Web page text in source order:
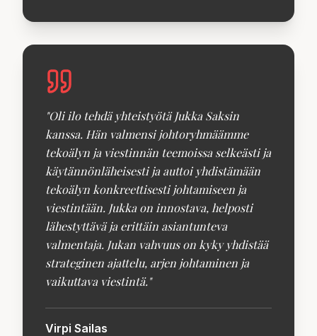
"Oli ilo tehdä yhteistyötä Jukka Saksin
kanssa. Hän valmensi johtoryhmäämme
tekoälyn ja viestinnän teemoissa selkeästi ja
käytännönläheisesti ja auttoi yhdistämään
tekoälyn konkreettisesti johtamiseen ja
viestintään. Jukka on innostava, helposti
lähestyttävä ja erittäin asiantunteva
valmentaja. Jukan vahvuus on kyky yhdistää
strateginen ajattelu, arjen johtaminen ja
vaikuttava viestintä."
Virpi Sailas